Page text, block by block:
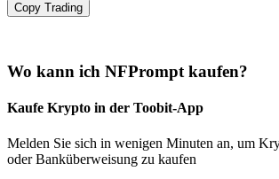
Copy Trading
Wo kann ich NFPrompt kaufen?
Kaufe Krypto in der Toobit-App
Melden Sie sich in wenigen Minuten an, um
oder Banküberweisung zu kaufen